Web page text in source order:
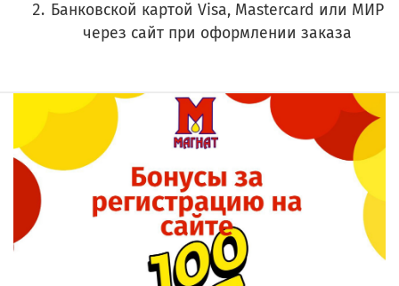
Банковской картой Visa, Mastercard или МИР
через сайт при оформлении заказа